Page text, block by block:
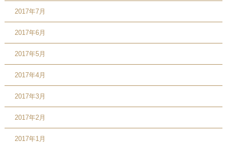
2017年7月
2017年6月
2017年5月
2017年4月
2017年3月
2017年2月
2017年1月